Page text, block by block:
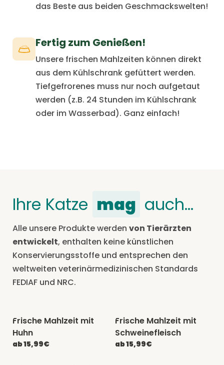
das Beste aus beiden Geschmackswelten!
Fertig zum Genießen!
Unsere frischen Mahlzeiten können direkt
aus dem Kühlschrank gefüttert werden.
Tiefgefrorenes muss nur noch aufgetaut
werden (z.B. 24 Stunden im Kühlschrank
oder im Wasserbad). Ganz einfach!
Ihre Katze mag auch…
Alle unsere Produkte werden von Tierärzten
entwickelt, enthalten keine künstlichen
Konservierungsstoffe und entsprechen den
weltweiten veterinärmedizinischen Standards
FEDIAF und NRC.
-20% mit CATCHEF20
Frische Mahlzeit mit
Huhn
ab 15,99€
-20% mit CATCHEF20
Frische Mahlzeit mit
Schweinefleisch
ab 15,99€